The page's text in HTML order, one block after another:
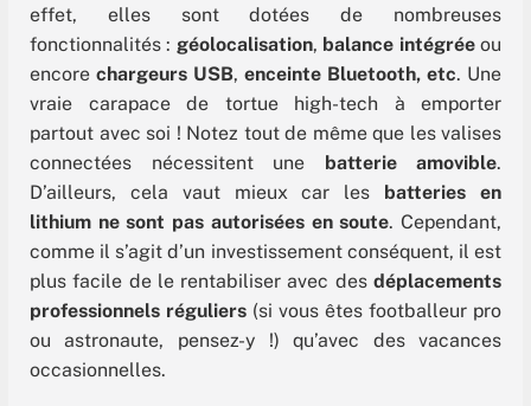
effet, elles sont dotées de nombreuses
fonctionnalités : géolocalisation, balance intégréeou
encore chargeurs USB, enceinte Bluetooth, etc. Une
vraie carapace de tortue high-tech à emporter
partout avec soi ! Notez tout de même que les valises
connectées nécessitent une batterie amovible.
D’ailleurs, cela vaut mieux car les batteries en
lithium ne sont pas autorisées en soute. Cependant,
comme il s’agit d’un investissement conséquent, il est
plus facile de le rentabiliser avec des déplacements
professionnels réguliers (si vous êtes footballeur pro
ou astronaute, pensez-y !) qu’avec des vacances
occasionnelles.